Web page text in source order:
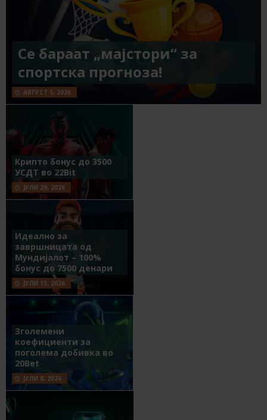
Се бараат „мајстори“ за
спортска прогноза!
АВГУСТ 5, 2026
Крипто бонус до 3500
УСДТ во 22Bit
ЈУЛИ 29, 2026
Идеално за
завршницата од
Мундијалот – 100%
бонус до 7500 денари
ЈУЛИ 15, 2026
Зголемени
коефициенти за
поголема добивка во
20Bet
ЈУЛИ 8, 2026